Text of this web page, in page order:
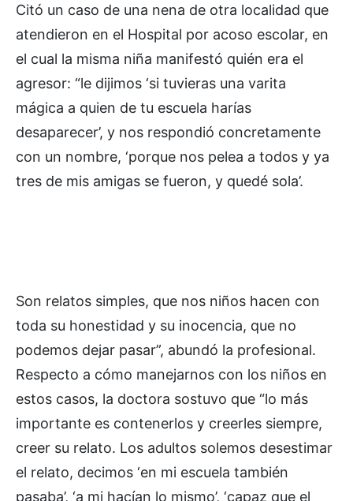
Citó un caso de una nena de otra localidad que
atendieron en el Hospital por acoso escolar, en
el cual la misma niña manifestó quién era el
agresor: “le dijimos ‘si tuvieras una varita
mágica a quien de tu escuela harías
desaparecer’, y nos respondió concretamente
con un nombre, ‘porque nos pelea a todos y ya
tres de mis amigas se fueron, y quedé sola’.
Son relatos simples, que nos niños hacen con
toda su honestidad y su inocencia, que no
podemos dejar pasar”, abundó la profesional.
Respecto a cómo manejarnos con los niños en
estos casos, la doctora sostuvo que “lo más
importante es contenerlos y creerles siempre,
creer su relato. Los adultos solemos desestimar
el relato, decimos ‘en mi escuela también
pasaba’, ‘a mi hacían lo mismo’, ‘capaz que el